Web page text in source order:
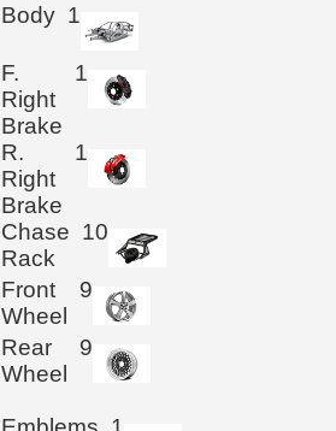
Body 1
F.
Right
Brake
1
R.
Right
Brake
1
Chase
Rack
10
Front
Wheel
9
Rear
Wheel
9